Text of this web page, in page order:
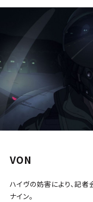
VON
ハイヴの妨害により、記
ナイン。